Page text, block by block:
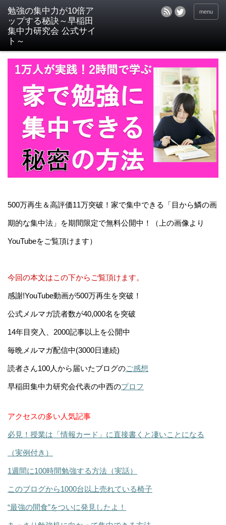
menu
500万再生＆高評価11万突破！家で集中できる「目から鱗の画
期的な集中法」を期間限定で無料公開中！（上の画像より
YouTubeをご覧頂けます）
今回の本文はこの下からご覧頂けます。
感謝!YouTube動画が500万再生を突破！
公式メルマガ読者数が40,000名を突破
14年目突入、2000記事以上を公開中
毎晩メルマガ配信中(3000日連続)
読者さん100人から届いたブログのご感想
早稲田集中力研究会代表の中西のプロフ
アクセスの多い人気記事
必見！授業は「情報カード」に直接書くと凄いことになる
（実例付き）
1週間に100時間勉強する方法（実話）
このブログから1000台以上売れている椅子
“最強の間食”をついに発見したよ！